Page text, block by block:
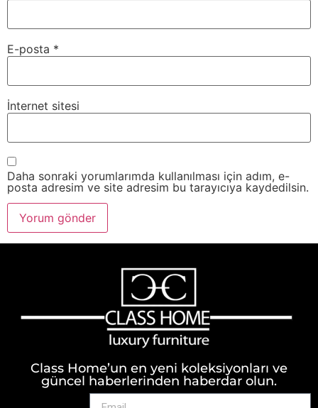
E-posta *
İnternet sitesi
Daha sonraki yorumlarımda kullanılması için adım, e-
posta adresim ve site adresim bu tarayıcıya kaydedilsin.
Class Home’un en yeni koleksiyonları ve
güncel haberlerinden haberdar olun.